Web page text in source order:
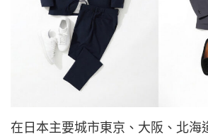
在日本主要城市東京、大阪、北海